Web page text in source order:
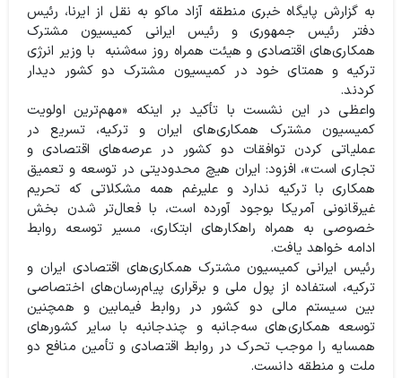
به گزارش پایگاه خبری منطقه آزاد ماکو به نقل از ایرنا، رئیس
دفتر رئیس جمهوری و رئیس ایرانی کمیسیون مشترک
همکاری‌های اقتصادی و هیئت همراه روز سه‌شنبه با وزیر انرژی
ترکیه و همتای خود در کمیسیون مشترک دو کشور دیدار
کردند.
واعظی در این نشست با تأکید بر اینکه «مهم‌ترین اولویت
کمیسیون مشترک همکاری‌های ایران و ترکیه، تسریع در
عملیاتی کردن توافقات دو کشور در عرصه‌های اقتصادی و
تجاری است»، افزود: ایران هیچ محدودیتی در توسعه و تعمیق
همکاری‌ با ترکیه ندارد و علیرغم همه مشکلاتی که تحریم
غیرقانونی آمریکا بوجود آورده است، با فعال‌تر شدن بخش
خصوصی به همراه راهکارهای ابتکاری، مسیر توسعه روابط
ادامه خواهد یافت.
رئیس ایرانی کمیسیون مشترک همکاری‌های اقتصادی ایران و
ترکیه، استفاده از پول ملی و برقراری پیام‌رسان‌های اختصاصی
بین سیستم مالی دو کشور در روابط فیمابین و همچنین
توسعه همکاری‌های سه‌جانبه و چندجانبه با سایر کشورهای
همسایه را موجب تحرک در روابط اقتصادی و تأمین منافع دو
ملت و منطقه دانست.